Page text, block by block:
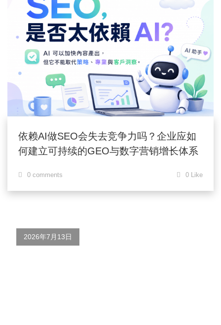
依赖AI做SEO会失去竞争力吗？企业应如
何建立可持续的GEO与数字营销增长体系
0 comments 0 Like
2026年7月13日